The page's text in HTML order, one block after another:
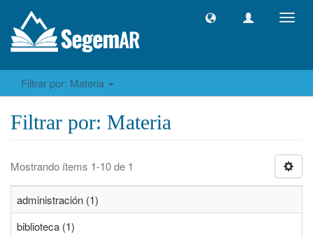
Filtrar por: Materia
Filtrar por: Materia
Mostrando ítems 1-10 de 1
administración (1)
biblioteca (1)